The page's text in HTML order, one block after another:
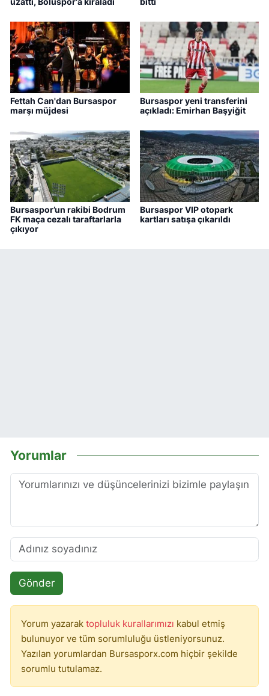
Fettah Can'dan Bursaspor
marşı müjdesi
Bursaspor yeni transferini
açıkladı: Emirhan Başyiğit
Bursaspor’un rakibi Bodrum
FK maça cezalı taraftarlarla
çıkıyor
Bursaspor VIP otopark
kartları satışa çıkarıldı
Yorumlar
Gönder
Yorum yazarak topluluk kurallarımızı kabul etmiş
bulunuyor ve tüm sorumluluğu üstleniyorsunuz.
Yazılan yorumlardan Bursasporx.com hiçbir şekilde
sorumlu tutulamaz.